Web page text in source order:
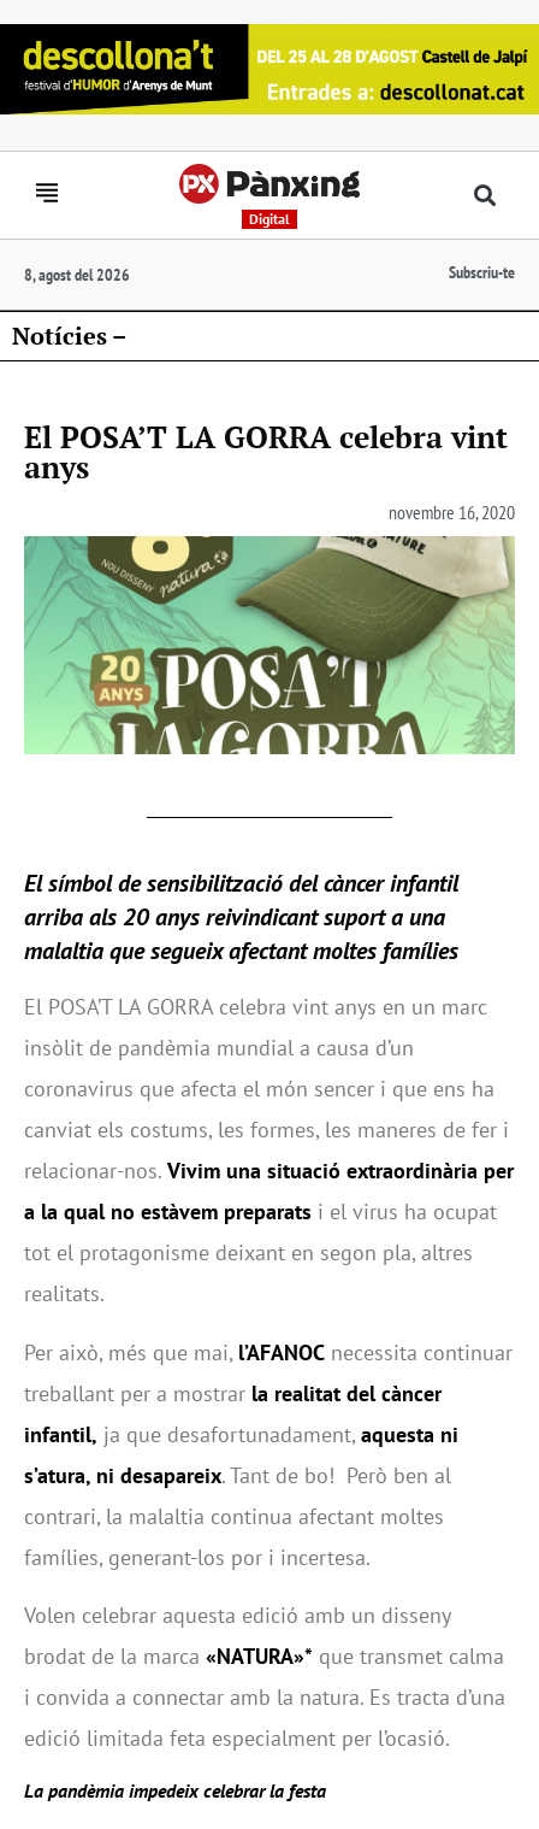
Digital
8, agost del 2026 Subscriu-te
Notícies –
El POSA’T LA GORRA celebra vint
anys
novembre 16, 2020
El símbol de sensibilització del càncer infantil
arriba als 20 anys reivindicant suport a una
malaltia que segueix afectant moltes famílies
El POSA’T LA GORRA celebra vint anys en un marc
insòlit de pandèmia mundial a causa d’un
coronavirus que afecta el món sencer i que ens ha
canviat els costums, les formes, les maneres de fer i
relacionar-nos. Vivim una situació extraordinària per
a la qual no estàvem preparats i el virus ha ocupat
tot el protagonisme deixant en segon pla, altres
realitats.
Per això, més que mai, l’AFANOC necessita continuar
treballant per a mostrar la realitat del càncer
infantil, ja que desafortunadament, aquesta ni
s’atura, ni desapareix. Tant de bo! Però ben al
contrari, la malaltia continua afectant moltes
famílies, generant-los por i incertesa.
Volen celebrar aquesta edició amb un disseny
brodat de la marca «NATURA»* que transmet calma
i convida a connectar amb la natura. Es tracta d’una
edició limitada feta especialment per l’ocasió.
La pandèmia impedeix celebrar la festa